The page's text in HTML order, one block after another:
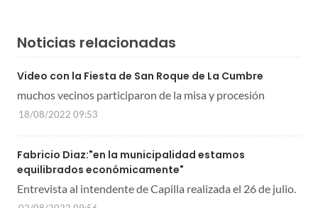
Noticias relacionadas
Video con la Fiesta de San Roque de La Cumbre
muchos vecinos participaron de la misa y procesión
18/08/2022 09:53
Fabricio Diaz:"en la municipalidad estamos
equilibrados económicamente"
Entrevista al intendente de Capilla realizada el 26 de julio.